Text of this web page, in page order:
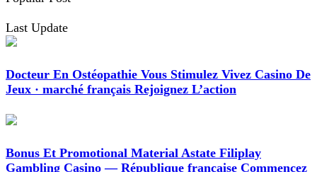
Last Update
Docteur En Ostéopathie Vous Stimulez Vivez Casino De
Jeux · marché français Rejoignez L’action
Bonus Et Promotional Material Astate Filiplay
Gambling Casino — République française Commencez